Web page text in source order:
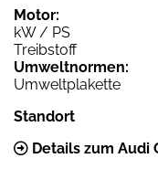
Motor:
kW / PS
Treibstoff
Umweltnormen:
Umweltplakette
Standort
Details zum Audi